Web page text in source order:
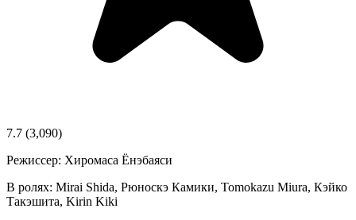
7.7 (3,090)
Режиссер: Хиромаса Ёнэбаяси
В ролях: Mirai Shida, Рюноскэ Камики, Tomokazu Miura, Кэйко
Такэшита, Kirin Kiki